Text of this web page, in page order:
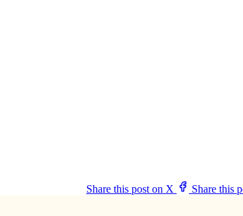
Share this post on X
Share this